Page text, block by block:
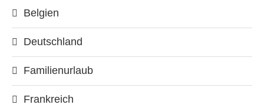
Belgien
Deutschland
Familienurlaub
Frankreich